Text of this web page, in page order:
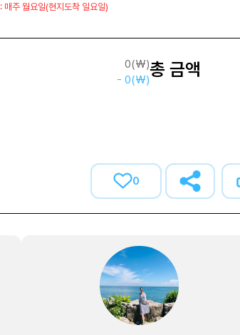
: 매주 월요일(현지도착 일요일)
0(₩)
- 0(₩)총 금액
0